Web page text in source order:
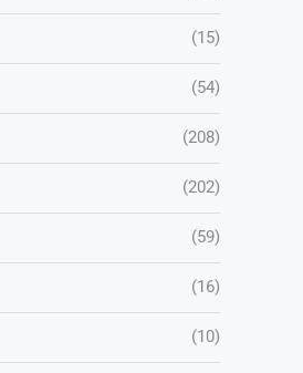
(15)
(54)
(208)
(202)
(59)
(16)
(10)